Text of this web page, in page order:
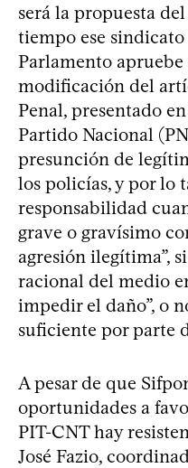
será la propuesta
tiempo ese
Parlamento
modificación del
Penal, presentado
Partido Nacional
presunción de
los policías, y por lo
responsabilidad
grave o gravísimo
agresión ilegítima”,
racional del medio
impedir el daño”, o
suficiente por parte
A pesar de que
oportunidades a
PIT-CNT hay
José Fazio,